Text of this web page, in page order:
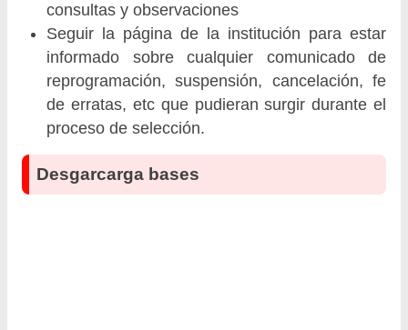
consultas y observaciones
Seguir la página de la institución para estar
informado sobre cualquier comunicado de
reprogramación, suspensión, cancelación, fe
de erratas, etc que pudieran surgir durante el
proceso de selección.
Desgarcarga bases